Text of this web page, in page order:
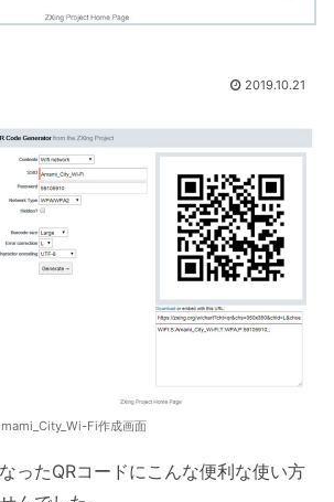
2019.10.21
Fi作成画面
ったQRコードにこんな便利な使い方